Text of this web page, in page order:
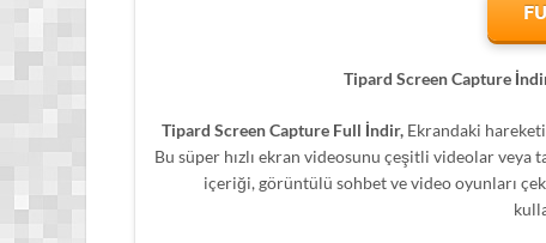
Tipard Screen Capture
Tipard Screen Capture Full İndir,Ekrandaki hareketi
Bu süper hızlı ekran videosunu çeşitli videolar
içeriği, görüntülü sohbet ve video oyunları